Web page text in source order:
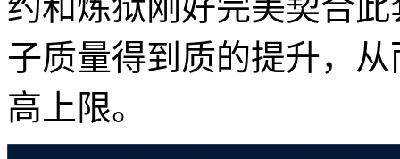
子质量得到质的提升，
高上限。